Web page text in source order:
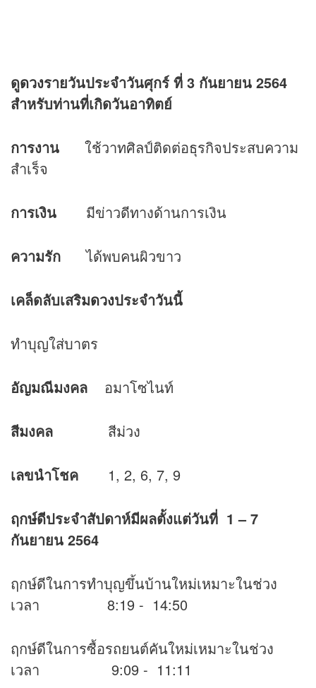
ดูดวงรายวันประจำวันศุกร์ ที่ 3 กันยายน 2564
สำหรับท่านที่เกิดวันอาทิตย์
การงาน ใช้วาทศิลป์ติดต่อธุรกิจประสบความ
สำเร็จ
การเงิน มีข่าวดีทางด้านการเงิน
ความรัก ได้พบคนผิวขาว
เคล็ดลับเสริมดวงประจำวันนี้
ทำบุญใส่บาตร
อัญมณีมงคล อมาโซไนท์
สีมงคล สีม่วง
เลขนำโชค 1, 2, 6, 7, 9
ฤกษ์ดีประจำสัปดาห์มีผลตั้งแต่วันที่ 1 – 7
กันยายน 2564
ฤกษ์ดีในการทำบุญขึ้นบ้านใหม่เหมาะในช่วง
เวลา 8:19 - 14:50
ฤกษ์ดีในการซื้อรถยนต์คันใหม่เหมาะในช่วง
เวลา 9:09 - 11:11